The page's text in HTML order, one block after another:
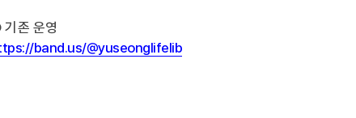
존 운영
band.us/@yuseonglifelib